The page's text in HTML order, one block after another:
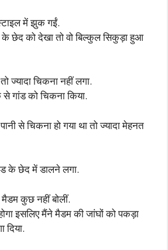
में झुक गईं.
छेद को देखा तो वो बिल्कुल सिकुड़ा हुआ
ज्यादा चिकना नहीं लगा.
गांड को चिकना किया.
से चिकना हो गया था तो ज्यादा मेहनत
के छेद में डालने लगा.
मैडम कुछ नहीं बोलीं.
इसलिए मैंने मैडम की जांघों को पकड़ा